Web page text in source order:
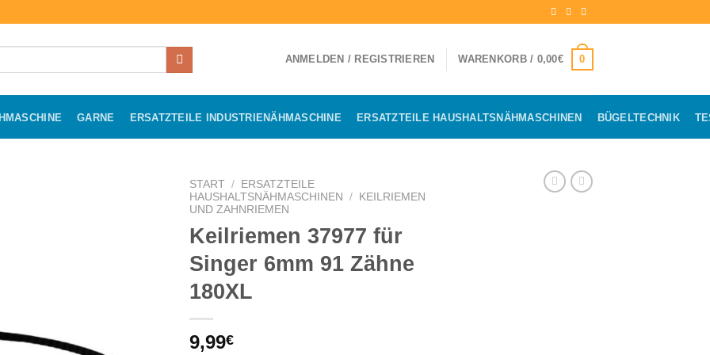
ANMELDEN / REGISTRIEREN WARENKORB / 0,00€ 0
GARNE ERSATZTEILE INDUSTRIENÄHMASCHINE ERSATZTEILE HAUSHALTSNÄHMASCHINEN BÜGELTECHNIK
START /
ERSATZTEILE
HAUSHALTSNÄHMASCHINEN
/
KEILRIEMEN
UND ZAHNRIEMEN
Keilriemen 37977 für
Singer 6mm 91 Zähne
180XL
9,99€